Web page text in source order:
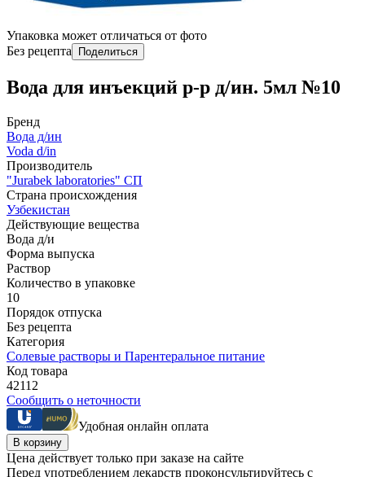
Упаковка может отличаться от фото
Без рецепта
Поделиться
Вода для инъекций р-р д/ин. 5мл №10
Бренд
Вода д/ин
Voda d/in
Производитель
"Jurabek laboratories" СП
Страна происхождения
Узбекистан
Действующие вещества
Вода д/и
Форма выпуска
Раствор
Количество в упаковке
10
Порядок отпуска
Без рецепта
Категория
Солевые растворы и Парентеральное питание
Код товара
42112
Сообщить о неточности
Удобная онлайн оплата
В корзину
Цена действует только при заказе на сайте
Перед употреблением лекарств проконсультируйтесь с